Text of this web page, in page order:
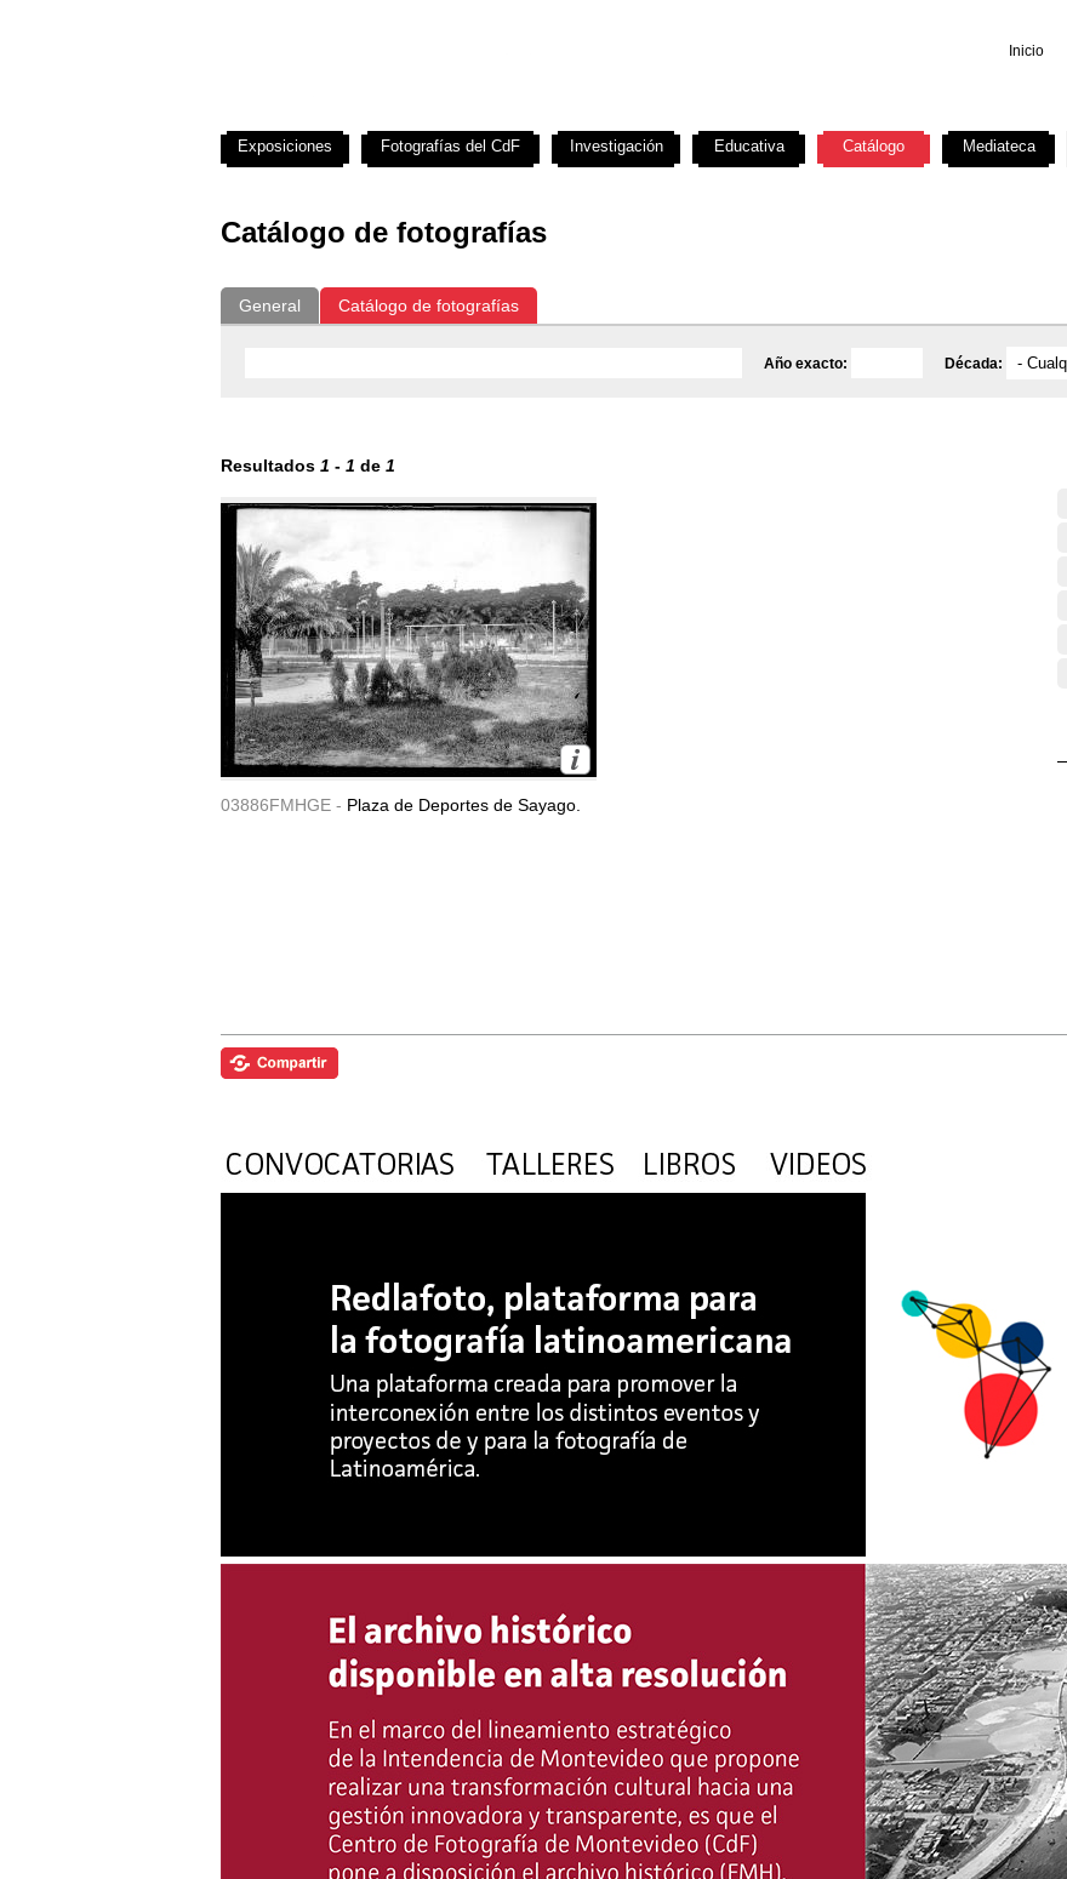
Inicio
Catálogo de fotografías
General Catálogo de fotografías
Año exacto: Década:
Resultados 1 - 1 de 1
03886FMHGE - Plaza de Deportes de Sayago.
Exposiciones Fotografías del CdF Investigación Educativa Catálogo Mediateca